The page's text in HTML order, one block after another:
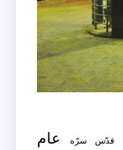
قدّس سرّهعام